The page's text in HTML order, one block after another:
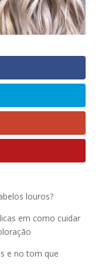
louros?
em como cuidar
e no tom que